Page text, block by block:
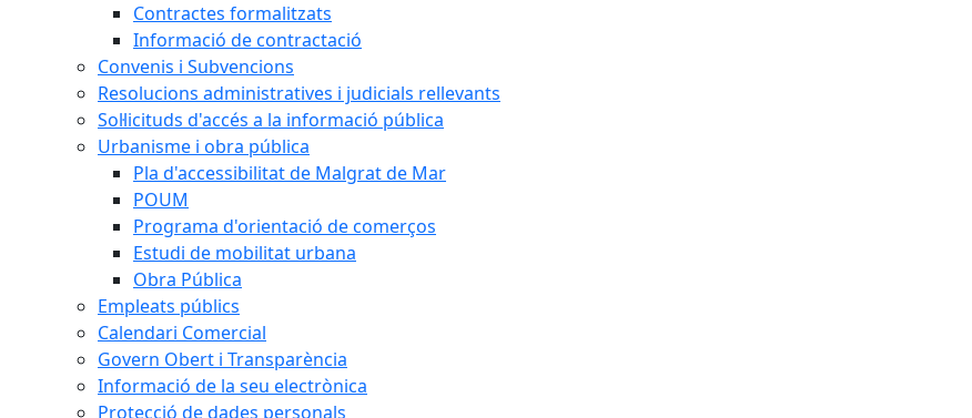
Contractes formalitzats
Informació de contractació
Convenis i Subvencions
Resolucions administratives i judicials rellevants
Sol·licituds d'accés a la informació pública
Urbanisme i obra pública
Pla d'accessibilitat de Malgrat de Mar
POUM
Programa d'orientació de comerços
Estudi de mobilitat urbana
Obra Pública
Empleats públics
Calendari Comercial
Govern Obert i Transparència
Informació de la seu electrònica
Protecció de dades personals